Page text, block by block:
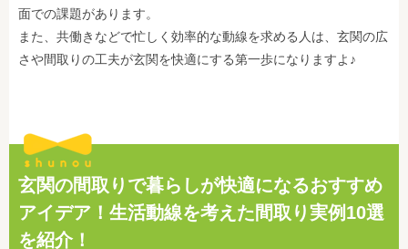
面での課題があります。
また、共働きなどで忙しく効率的な動線を求める人は、玄関の広
さや間取りの工夫が玄関を快適にする第一歩になりますよ♪
玄関の間取りで暮らしが快適になるおすすめ
アイデア！生活動線を考えた間取り実例10選
を紹介！